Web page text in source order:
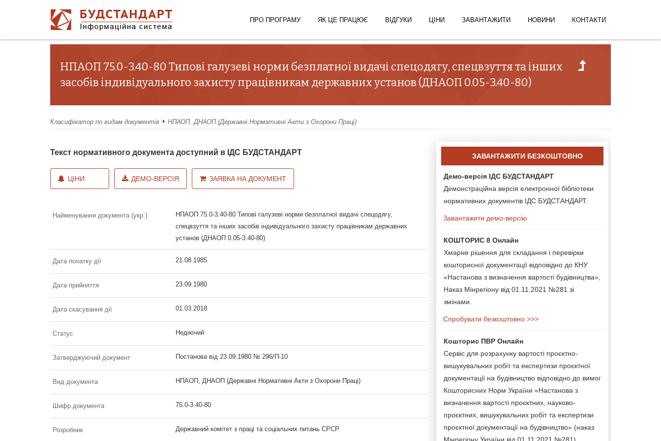
ПРО ПРОГРАМУ ЯК ЦЕ ПРАЦЮЄ ВІДГУКИ ЦІНИ ЗАВАНТАЖИТИ НОВИНИ КОНТАКТИ
НПАОП 75.0-3.40-80 Типові галузеві норми безплатної видачі спецодягу, спецвзуття та інших
засобів індивідуального захисту працівникам державних установ (ДНАОП 0.05-3.40-80)
Класифікатор по видам документів НПАОП, ДНАОП (Державні Нормативні Акти з Охорони Праці)
Текст нормативного документа доступний в ІДС БУДСТАНДАРТ
ЦІНИ ДЕМО-ВЕРСІЯ ЗАЯВКА НА ДОКУМЕНТ
Найменування документа (укр.)
НПАОП 75.0-3.40-80 Типові галузеві норми безплатної видачі спецодягу,
спецвзуття та інших засобів індивідуального захисту працівникам державних
установ (ДНАОП 0.05-3.40-80)
Дата початку дії 21.08.1985
Дата прийняття 23.09.1980
Дата скасування дії 01.03.2018
Статус Недіючий
Затверджуючий документ Постанова від 23.09.1980 № 296/П-10
Вид документа НПАОП, ДНАОП (Державні Нормативні Акти з Охорони Праці)
Шифр документа 75.0-3.40-80
Розробник Державний комітет з праці та соціальних питань СРСР
ЗАВАНТАЖИТИ БЕЗКОШТОВНО
Демо-версія ІДС БУДСТАНДАРТ
Демонстраційна версія електронної бібліотеки
нормативних документів ІДС БУДСТАНДАРТ.
Завантажити демо-версію
КОШТОРИС 8 Онлайн
Хмарне рішення для складання і перевірки
кошторисної документації відповідно до КНУ
«Настанова з визначення вартості будівництва»,
Наказ Мінрегіону від 01.11.2021 №281 зі
змінами.
Спробувати безкоштовно >>>
Кошторис ПВР Онлайн
Сервіс для розрахунку вартості проєктно-
вишукувальних робіт та експертизи проєктної
документації на будівництво відповідно до вимог
Кошторисних Норм України «Настанова з
визначення вартості проєктних, науково-
проєктних, вишукувальних робіт та експертизи
проєктної документації на будівництво» (наказ
Мінрегіону України від 01.11.2021 №281).